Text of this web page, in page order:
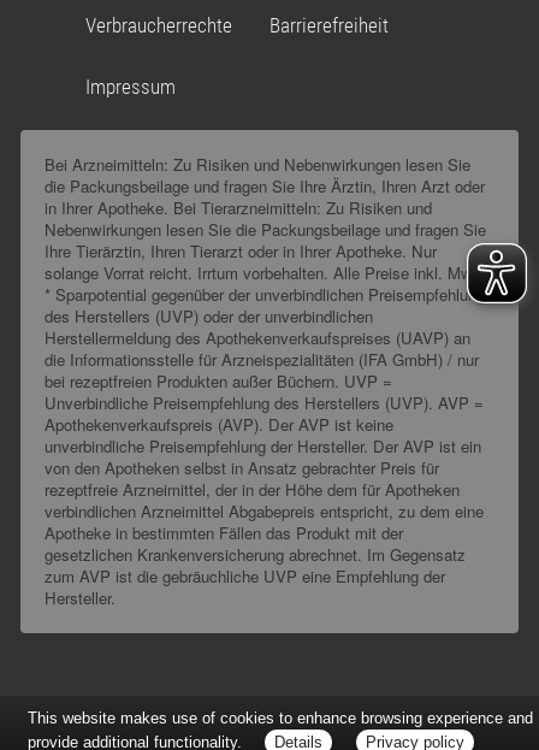
Verbraucherrechte Barrierefreiheit
Impressum
Bei Arzneimitteln: Zu Risiken und Nebenwirkungen lesen Sie
die Packungsbeilage und fragen Sie Ihre Ärztin, Ihren Arzt oder
in Ihrer Apotheke. Bei Tierarzneimitteln: Zu Risiken und
Nebenwirkungen lesen Sie die Packungsbeilage und fragen Sie
Ihre Tierärztin, Ihren Tierarzt oder in Ihrer Apotheke. Nur
solange Vorrat reicht. Irrtum vorbehalten. Alle Preise inkl. MwSt.
* Sparpotential gegenüber der unverbindlichen Preisempfehlung
des Herstellers (UVP) oder der unverbindlichen
Herstellermeldung des Apothekenverkaufspreises (UAVP) an
die Informationsstelle für Arzneispezialitäten (IFA GmbH) / nur
bei rezeptfreien Produkten außer Büchern. UVP =
Unverbindliche Preisempfehlung des Herstellers (UVP). AVP =
Apothekenverkaufspreis (AVP). Der AVP ist keine
unverbindliche Preisempfehlung der Hersteller. Der AVP ist ein
von den Apotheken selbst in Ansatz gebrachter Preis für
rezeptfreie Arzneimittel, der in der Höhe dem für Apotheken
verbindlichen Arzneimittel Abgabepreis entspricht, zu dem eine
Apotheke in bestimmten Fällen das Produkt mit der
gesetzlichen Krankenversicherung abrechnet. Im Gegensatz
zum AVP ist die gebräuchliche UVP eine Empfehlung der
Hersteller.
This website makes use of cookies to enhance browsing experience and
provide additional functionality.
Details Privacy policy